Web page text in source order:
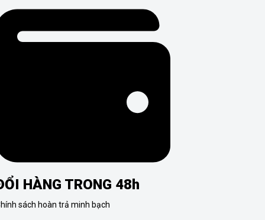
HÀNG TRONG 48h
sách hoàn trả minh bạch